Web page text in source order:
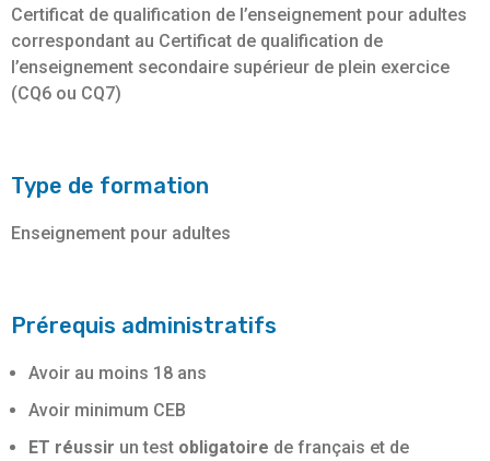
Certificat de qualification de l’enseignement pour adultes
correspondant au Certificat de qualification de
l’enseignement secondaire supérieur de plein exercice
(CQ6 ou CQ7)
Type de formation
Enseignement pour adultes
Prérequis administratifs
Avoir au moins 18 ans
Avoir minimum CEB
ET réussir un test obligatoire de français et de